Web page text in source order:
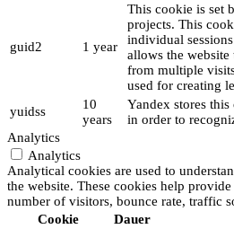
guid2 1 year
This cookie is set
projects. This
individual
allows the website
from multiple
used for creating
yuidss
10
years
Yandex stores
in order to
Analytics
Analytics
Analytical cookies are used to
the website. These cookies help
number of visitors, bounce rate, traffic
Cookie
Dauer